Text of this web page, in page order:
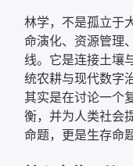
林学，不是孤立于
命演化、资源管理
线。它是连接土壤
统农耕与现代数字
其实是在讨论一个
衡，并为人类社会
命题，更是生存命题